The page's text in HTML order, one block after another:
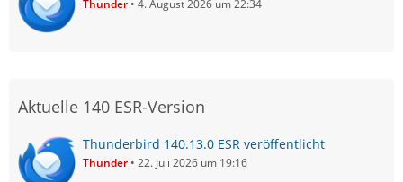
Thunder 4. August 2026 um 22:34
Aktuelle 140 ESR-Version
Thunderbird 140.13.0 ESR veröffentlicht
Thunder 22. Juli 2026 um 19:16